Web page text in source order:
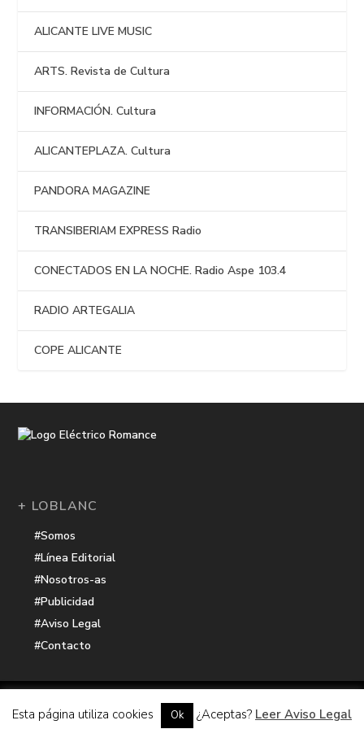
ALICANTE LIVE MUSIC
ARTS. Revista de Cultura
INFORMACIÓN. Cultura
ALICANTEPLAZA. Cultura
PANDORA MAGAZINE
TRANSIBERIAM EXPRESS Radio
CONECTADOS EN LA NOCHE. Radio Aspe 103.4
RADIO ARTEGALIA
COPE ALICANTE
+ LOBLANC
#Somos
#Línea Editorial
#Nosotros-as
#Publicidad
#Aviso Legal
#Contacto
Electrico Romance
Hacker Harbor
Esta página utiliza cookies Ok ¿Aceptas? Leer Aviso Legal